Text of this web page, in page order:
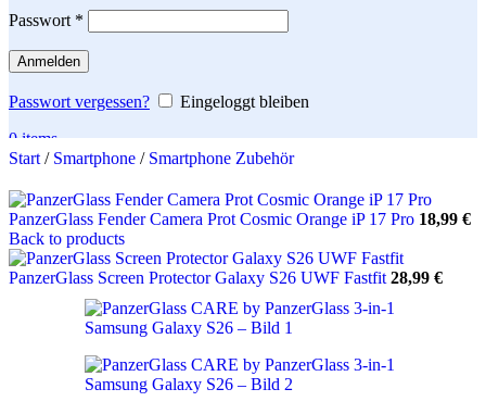
Passwort *
Anmelden
Passwort vergessen?
Eingeloggt bleiben
0items
Search
Start / Smartphone / Smartphone Zubehör
PanzerGlass Fender Camera Prot Cosmic Orange iP 17 Pro 18,99 €
Back to products
PanzerGlass Screen Protector Galaxy S26 UWF Fastfit 28,99 €